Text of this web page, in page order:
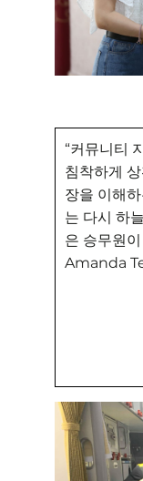
“커뮤니티
침착하게
장을 이해
는 다시 하
은 승무원
Amanda